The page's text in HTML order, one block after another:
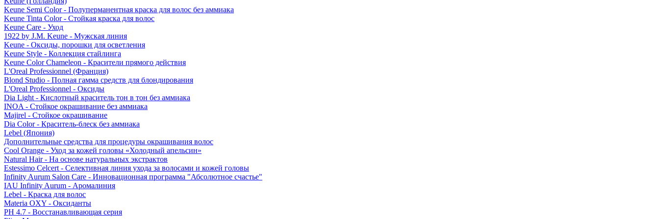
Keune Semi Color - Полуперманентная краска для волос без аммиака
Keune Tinta Color - Стойкая краска для волос
Keune Care - Уход
1922 by J.M. Keune - Мужская линия
Keune - Оксиды, порошки для осветления
Keune Style - Коллекция стайлинга
Keune Color Chameleon - Красители прямого действия
L'Oreal Professionnel (Франция)
Blond Studio - Полная гамма средств для блондирования
L'Oreal Professionnel - Оксиды
Dia Light - Кислотный краситель тон в тон без аммиака
INOA - Стойкое окрашивание без аммиака
Majirel - Стойкое окрашивание
Dia Color - Краситель-блеск без аммиака
Lebel (Япония)
Дополнительные средства для процедуры окрашивания волос
Cool Orange - Уход за кожей головы «Холодный апельсин»
Natural Hair - На основе натуральных экстрактов
Estessimo Celcert - Селективная линия ухода за волосами и кожей головы
Infinity Aurum Salon Care - Инновационная программа "Абсолютное счастье"
IAU Infinity Aurum - Аромалиния
Lebel - Краска для волос
Materia OXY - Оксиданты
PH 4.7 - Восстанавливающая серия